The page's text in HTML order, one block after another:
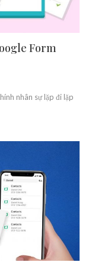
Form
nhân sự lặp đi lặp